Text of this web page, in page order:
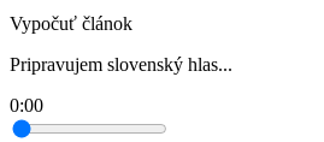
Vypočuť článok
Pripravujem slovenský hlas...
0:00